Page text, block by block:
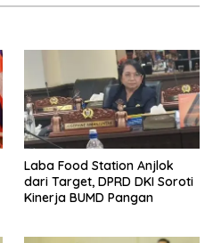
Laba Food Station Anjlok
dari Target, DPRD DKI Soroti
Kinerja BUMD Pangan